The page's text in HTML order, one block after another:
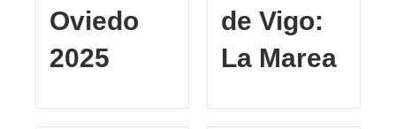
Oviedo
2025
de Vigo:
La Marea